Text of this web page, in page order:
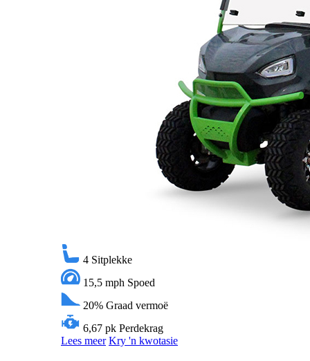
4 Sitplekke
15,5 mph Spoed
20% Graad vermoë
6,67 pk Perdekrag
Lees meer Kry 'n kwotasie